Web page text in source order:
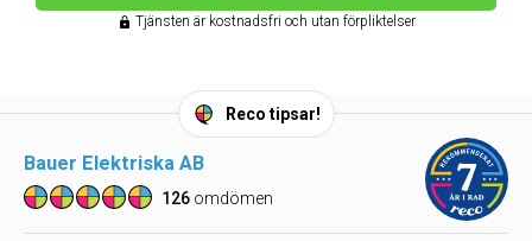
Tjänsten är kostnadsfri och utan förpliktelser
Reco tipsar!
Bauer Elektriska AB
126 omdömen